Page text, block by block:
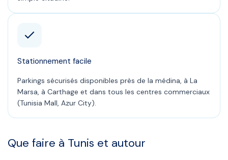
Stationnement facile
Parkings sécurisés disponibles près de la médina, à La
Marsa, à Carthage et dans tous les centres commerciaux
(Tunisia Mall, Azur City).
Que faire à Tunis et autour